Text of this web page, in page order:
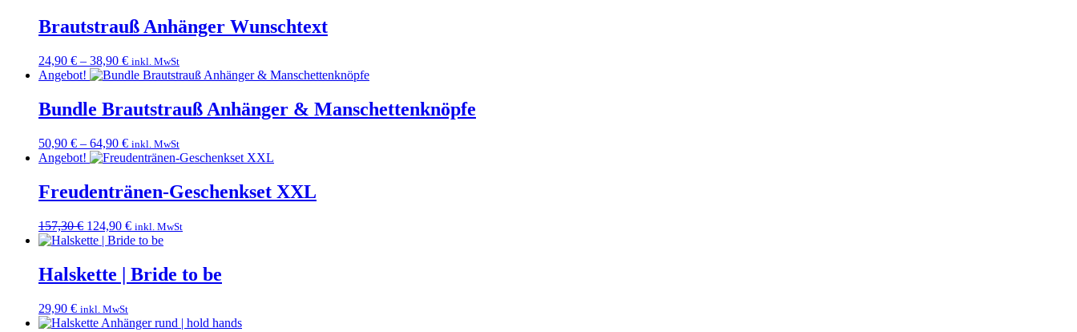
Brautstrauß Anhänger Wunschtext
24,90 € – 38,90 € inkl. MwSt
Angebot!
Bundle Brautstrauß Anhänger & Manschettenknöpfe
50,90 € – 64,90 € inkl. MwSt
Angebot!
Freudentränen-Geschenkset XXL
157,30€ Ursprünglicher
Preis
157,30 €
124,90 €Aktueller
Preis
124,90 €.
inkl. MwSt
Halskette | Bride to be
29,90 € inkl. MwSt